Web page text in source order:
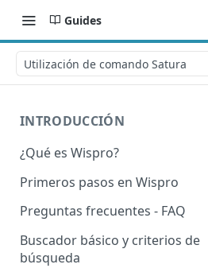
Guides
Utilización de comando Satura
INTRODUCCIÓN
¿Qué es Wispro?
Primeros pasos en Wispro
Preguntas frecuentes - FAQ
Buscador básico y criterios de
búsqueda